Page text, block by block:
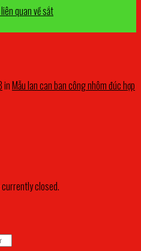
quan về sắt
inMẫu lan can ban công nhôm đúc hợp
closed.